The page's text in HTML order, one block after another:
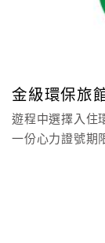
滿
意
度
由福容飯店出發
從品嚐各式豆腐
更可以沐浴在芬
而深坑更鄰近木
深坑樂活SPA，
金級環保旅
遊程中選擇入住
一份心力證號期